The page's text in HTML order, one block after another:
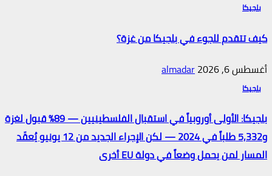
بلجيكا
كيف تتقدم للجوء في بلجيكا من غزة؟
أغسطس 6, 2026
almadar
بلجيكا
بلجيكا: الأولى أوروبياً في استقبال الفلسطينيين — 89% قبول لغزة
و5,332 طلباً في 2024 — لكن الإجراء الجديد من 12 يونيو يُعقّد
المسار لمن يحمل وضعاً في دولة EU أخرى